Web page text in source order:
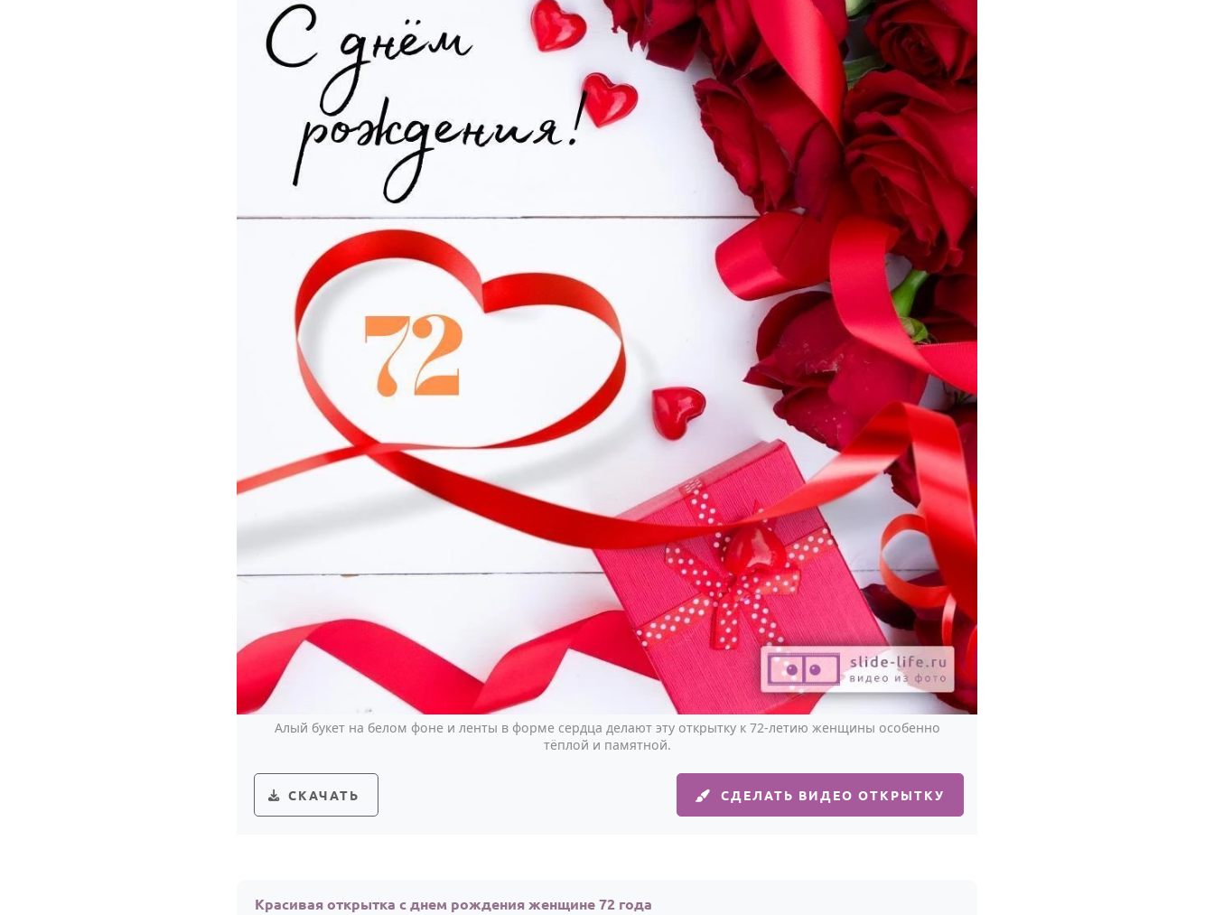
Алый букет на белом фоне и ленты в форме сердца делают эту открытку к 72-летию женщины особенно
тёплой и памятной.
СКАЧАТЬ СДЕЛАТЬ ВИДЕО ОТКРЫТКУ
Красивая открытка с днем рождения женщине 72 года